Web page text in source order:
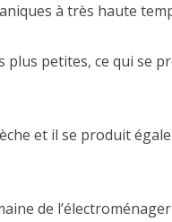
à très haute
petites, ce qui se
et il se produit
de